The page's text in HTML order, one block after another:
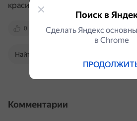
красивый.
0 amgpgu.ru
Найти в Поиске
Комментарии
Поиск в
Сделать Яндекс
в Сhrome